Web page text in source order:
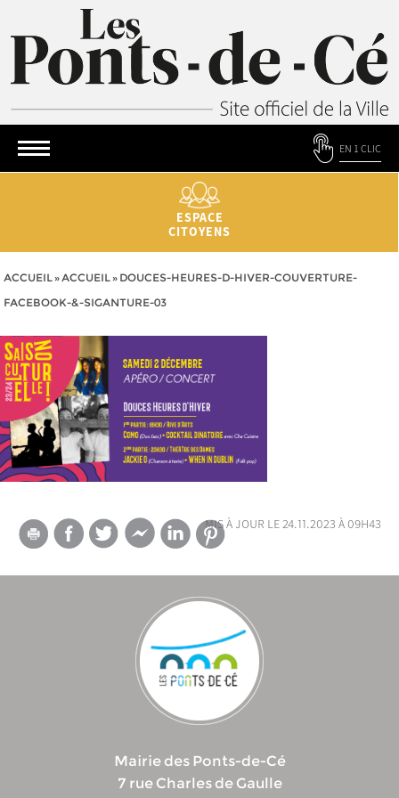
EN 1 CLIC
ESPACE
CITOYENS
ACCUEIL»ACCUEIL» DOUCES-HEURES-D-HIVER-COUVERTURE-
FACEBOOK-&-SIGANTURE-03
mis à jour le 24.11.2023 à 09h43
Mairie des Ponts-de-Cé
7 rue Charles de Gaulle